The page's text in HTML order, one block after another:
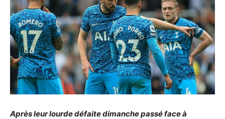
Après leur lourde défaite dimanche passé face à